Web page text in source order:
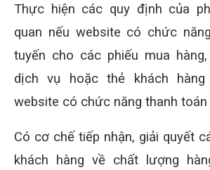
Thực hiện các quy định của
quan nếu website có chức
tuyến cho các phiếu mua
dịch vụ hoặc thẻ khách hàng
website có chức năng thanh
Có cơ chế tiếp nhận, giải quyết
khách hàng về chất lượng